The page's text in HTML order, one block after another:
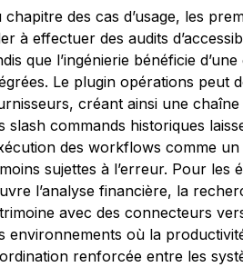
chapitre des cas d’usage, les
à effectuer des audits
que l’ingénierie bénéficie
Le plugin opérations peut
créant ainsi une
slash commands historiques
des workflows comme
sujettes à l’erreur. Pour les
l’analyse financière, la
avec des connecteurs
environnements où la
renforcée entre les